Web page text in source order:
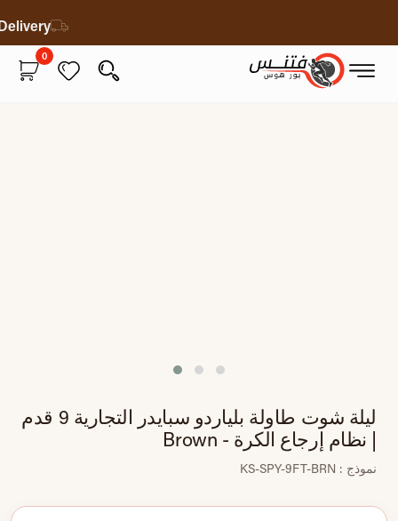
Delivery
0
ليلة شوت طاولة بلياردو سبايدر التجارية 9 قدم
| نظام إرجاع الكرة - Brown
نموذج : KS-SPY-9FT-BRN